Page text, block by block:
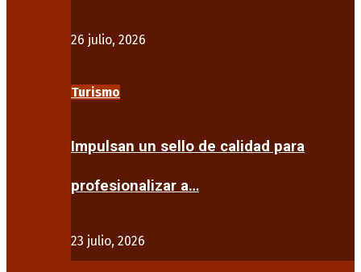
26 julio, 2026
Turismo
Impulsan un sello de calidad para
profesionalizar a…
23 julio, 2026